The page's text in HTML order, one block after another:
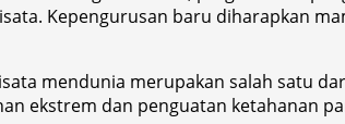
Kepengurusan baru diharapkan
mendunia merupakan salah satu
ekstrem dan penguatan ketahanan